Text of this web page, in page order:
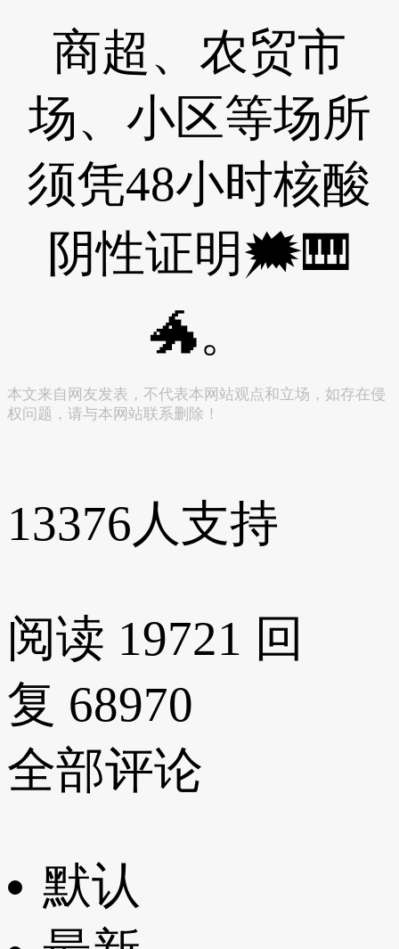
商超、农贸市
场、小区等场所
须凭48小时核酸
阴性证明🗯🎹
🐲。
本文来自网友发表，不代表本网站观点和立场，如存在侵
权问题，请与本网站联系删除！
13376人支持
阅读 19721 回
复 68970
全部评论
默认